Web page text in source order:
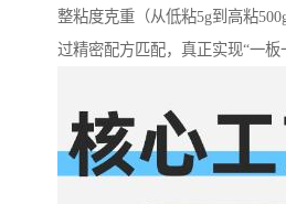
整粘度克重（从低粘5g到高粘
过精密配方匹配，真正实现“一板